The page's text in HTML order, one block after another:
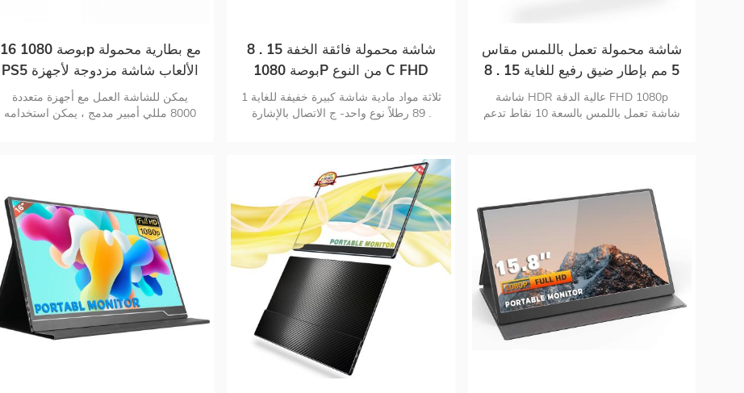
16 بوصة 1080p مع بطارية محمولة
PS5 الألعاب شاشة مزدوجة لأجهزة
الكمبيوتر المحمول
يمكن للشاشة العمل مع أجهزة متعددة
8000 مللي أمبير مدمج ، يمكن استخدامه
شاشة محمولة فائقة الخفة 15 . 8
بوصة 1080P من النوع C FHD
HDR
ثلاثة مواد مادية شاشة كبيرة خفيفة للغاية 1
. 89 رطلاً نوع واحد- ج الاتصال بالإشارة
شاشة محمولة تعمل باللمس مقاس
5 مم بإطار ضيق رفيع للغاية 15 . 8
بوصة 1080 بكسل تعمل باللمس
شاشة HDR عالية الدقة FHD 1080p
شاشة تعمل باللمس بالسعة 10 نقاط تدعم